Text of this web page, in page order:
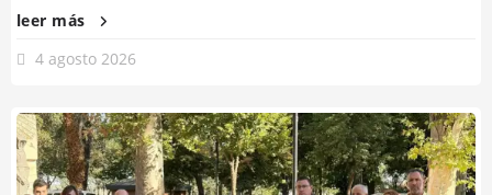
leer más
4 agosto 2026